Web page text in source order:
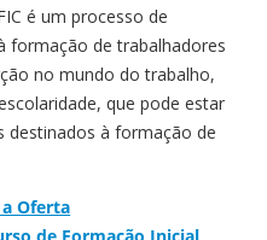
é um processo de
formação de trabalhadores
no mundo do trabalho,
que pode estar
destinados à formação de
Oferta